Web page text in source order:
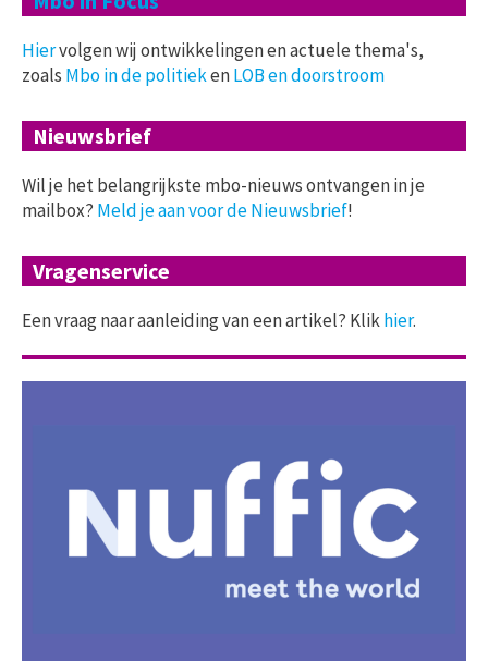
Hiervolgen wij ontwikkelingen en actuele thema's,
zoals Mbo in de politiekenLOB en doorstroom
Nieuwsbrief
Wil je het belangrijkste mbo-nieuws ontvangen in je
mailbox? Meld je aan voor de Nieuwsbrief!
Vragenservice
Een vraag naar aanleiding van een artikel? Klikhier.